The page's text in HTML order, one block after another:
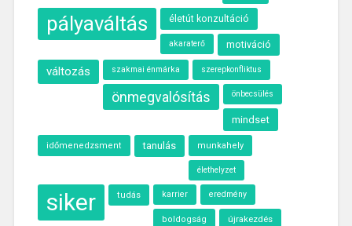
pályaváltás életút konzultáció
akaraterő motiváció
változás szakmai énmárka szerepkonfliktus
önmegvalósítás önbecsülés
mindset
időmenedzsment tanulás munkahely
élethelyzet
siker tudás karrier eredmény
boldogság újrakezdés